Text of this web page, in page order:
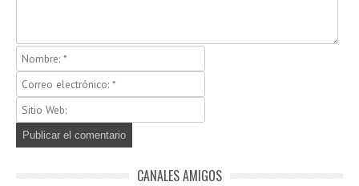
CANALES AMIGOS